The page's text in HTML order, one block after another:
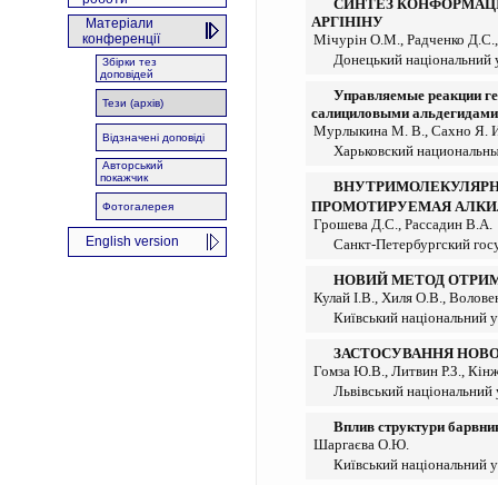
Матеріали
конференції
Збірки тез
доповідей
Тези (архів)
Відзначені доповіді
Авторський
покажчик
Фотогалерея
English version
СИНТЕЗ
АРГІНІНУ
Мічурін О.М., Радченко
Донецький національний
Управляемые реакции
салициловыми альдегидами
Мурлыкина М. В., Сахно Я.
Харьковский
ПРОМОТИРУЕМАЯ
Грошева Д.С., Рассадин В.А.
Санкт-Петербургский
НОВИЙ МЕТОД
Кулай І.В., Хиля О.В.,
Київський національний
ЗАСТОСУВАННЯ
Гомза Ю.В., Литвин Р.З.,
Львівський національний
Вплив структури
Шаргаєва О.Ю.
Київський національний